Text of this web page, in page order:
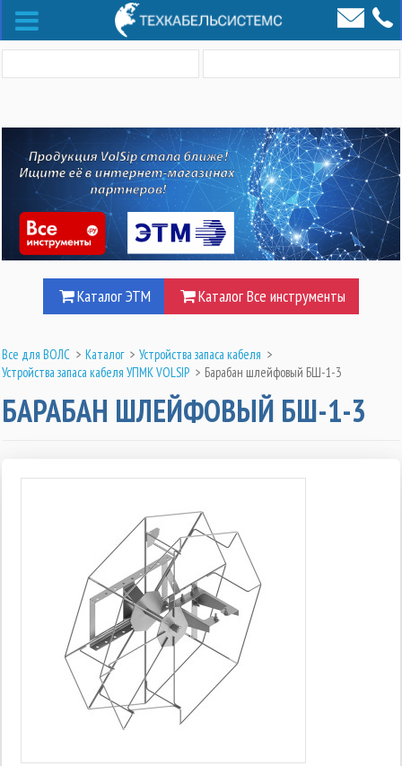
Каталог ЭТМ Каталог Все инструменты
Все для ВОЛС > Каталог > Устройства запаса кабеля >
Устройства запаса кабеля УПМК VOLSIP > Барабан шлейфовый БШ-1-3
БАРАБАН ШЛЕЙФОВЫЙ БШ-1-3